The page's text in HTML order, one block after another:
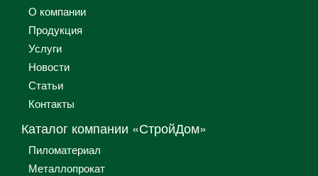
О компании
Продукция
Услуги
Новости
Статьи
Контакты
Каталог компании «СтройДом»
Пиломатериал
Металлопрокат